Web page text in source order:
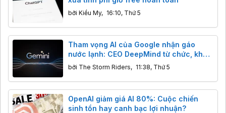
bởi Kiều My, 16:10, Thứ 5
Tham vọng AI của Google nhận gáo
nước lạnh: CEO DeepMind từ chức, khả
năng lập trình của Gemini bị Claude,
GPT cho "ngửi khói"
bởi The Storm Riders, 11:38, Thứ 5
OpenAI giảm giá AI 80%: Cuộc chiến
sinh tồn hay canh bạc lợi nhuận?